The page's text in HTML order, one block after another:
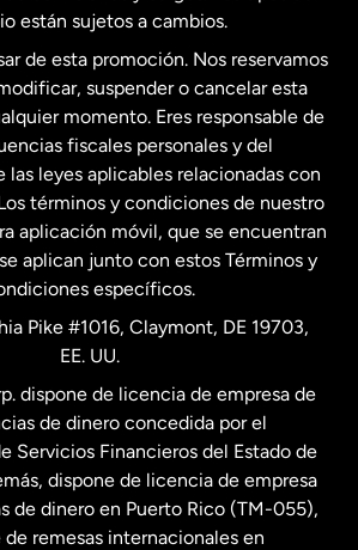
Bajos
están sujetos a cambios.
de esta promoción. Nos reservamos
suspender o cancelar esta
momento. Eres responsable de
fiscales personales y del
leyes aplicables relacionadas con
términos y condiciones de nuestro
aplicación móvil, que se encuentran
aplican junto con estos Términos y
específicos.
Pike #1016, Claymont, DE 19703,
EE. UU.
dispone de licencia de empresa de
de dinero concedida por el
Servicios Financieros del Estado de
dispone de licencia de empresa
de dinero en Puerto Rico (TM-055),
remesas internacionales en